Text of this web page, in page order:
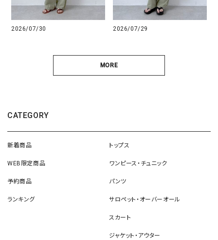
2026/07/30 2026/07/29
MORE
CATEGORY
新着商品
WEB限定商品
予約商品
ランキング
トップス
ワンピース・チュニック
パンツ
サロペット・オーバーオール
スカート
ジャケット・アウター